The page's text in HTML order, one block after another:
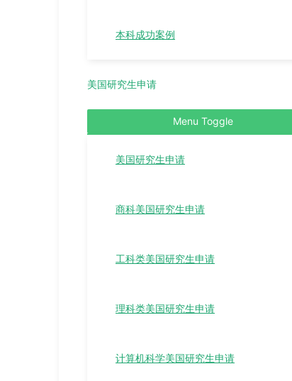
本科成功案例
美国研究生申请
Menu Toggle
美国研究生申请
商科美国研究生申请
工科类美国研究生申请
理科类美国研究生申请
计算机科学美国研究生申请